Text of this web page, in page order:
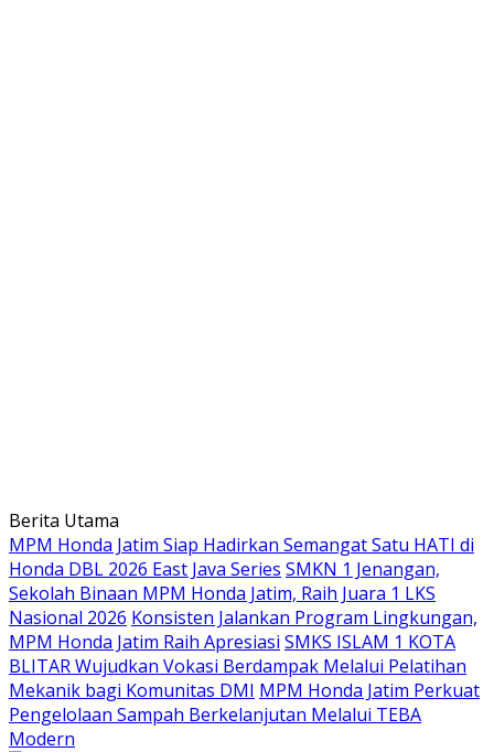
Langsung
ke
konten
Berita Utama
MPM Honda Jatim Siap Hadirkan Semangat Satu HATI di
Honda DBL 2026 East Java Series SMKN 1 Jenangan,
Sekolah Binaan MPM Honda Jatim, Raih Juara 1 LKS
Nasional 2026 Konsisten Jalankan Program Lingkungan,
MPM Honda Jatim Raih Apresiasi SMKS ISLAM 1 KOTA
BLITAR Wujudkan Vokasi Berdampak Melalui Pelatihan
Mekanik bagi Komunitas DMI MPM Honda Jatim Perkuat
Pengelolaan Sampah Berkelanjutan Melalui TEBA
Modern